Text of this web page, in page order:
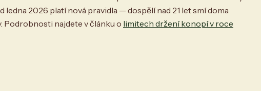
2026 platí nová pravidla — dospělí nad 21 let smí doma
Podrobnosti najdete v článku o limitech držení konopí v roce